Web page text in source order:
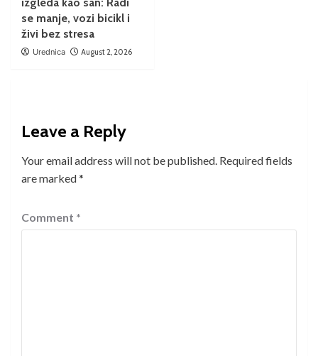
se manje, vozi bicikl i
živi bez stresa
Urednica August 2, 2026
Leave a Reply
Your email address will not be published. Required fields
are marked*
Comment *